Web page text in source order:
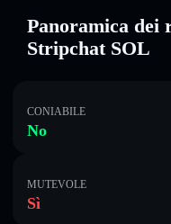
Panoramica dei
Stripchat SOL
CONIABILE
No
MUTEVOLE
Sì